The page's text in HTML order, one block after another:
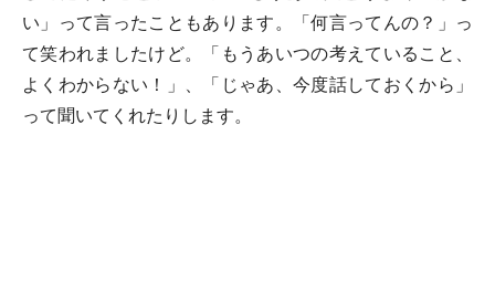
い」って言ったこともあります。「何言ってんの？」っ
て笑われましたけど。「もうあいつの考えていること、
よくわからない！」、「じゃあ、今度話しておくから」
って聞いてくれたりします。